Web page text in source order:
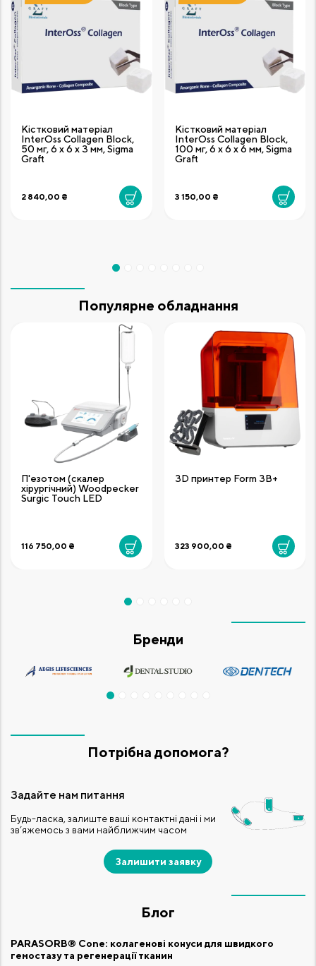
Кістковий матеріал
InterOss Collagen Block,
50 мг, 6 x 6 x 3 мм, Sigma
Graft
2 840,00 ₴
Кістковий матеріал
InterOss Collagen Block,
100 мг, 6 x 6 x 6 мм, Sigma
Graft
3 150,00 ₴
Популярне обладнання
П'езотом (скалер
хірургічний) Woodpecker
Surgic Touch LED
116 750,00 ₴
3D принтер Form 3B+
323 900,00 ₴
Бренди
Потрібна допомога?
Задайте нам питання
Будь-ласка, залиште ваші контактні дані і ми
зв’яжемось з вами найближчим часом
Залишити заявку
Блог
PARASORB® Cone: колагенові конуси для швидкого
гемостазу та регенерації тканин